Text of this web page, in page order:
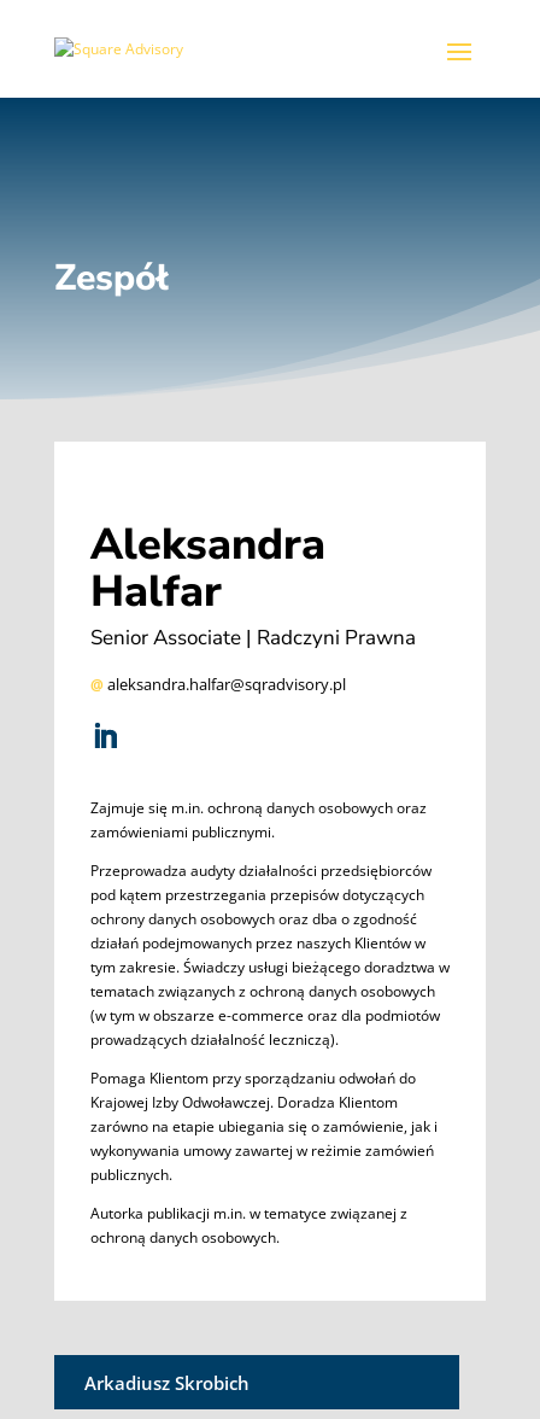
Zespół
Aleksandra
Halfar
Senior Associate | Radczyni Prawna
@aleksandra.halfar@sqradvisory.pl
Zajmuje się m.in. ochroną danych osobowych oraz
zamówieniami publicznymi.
Przeprowadza audyty działalności przedsiębiorców
pod kątem przestrzegania przepisów dotyczących
ochrony danych osobowych oraz dba o zgodność
działań podejmowanych przez naszych Klientów w
tym zakresie. Świadczy usługi bieżącego doradztwa w
tematach związanych z ochroną danych osobowych
(w tym w obszarze e-commerce oraz dla podmiotów
prowadzących działalność leczniczą).
Pomaga Klientom przy sporządzaniu odwołań do
Krajowej Izby Odwoławczej. Doradza Klientom
zarówno na etapie ubiegania się o zamówienie, jak i
wykonywania umowy zawartej w reżimie zamówień
publicznych.
Autorka publikacji m.in. w tematyce związanej z
ochroną danych osobowych.
Arkadiusz Skrobich